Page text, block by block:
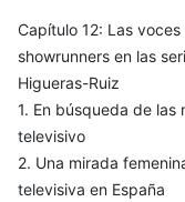
Capítulo 12: Las
showrunners en las
Higueras-Ruiz
1. En búsqueda de las
televisivo
2. Una mirada
televisiva en España